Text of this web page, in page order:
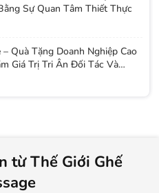
Sự Quan Tâm Thiết Thực
– Quà Tặng Doanh Nghiệp Cao
Giá Trị Tri Ân Đối Tác Và
từ Thế Giới Ghế